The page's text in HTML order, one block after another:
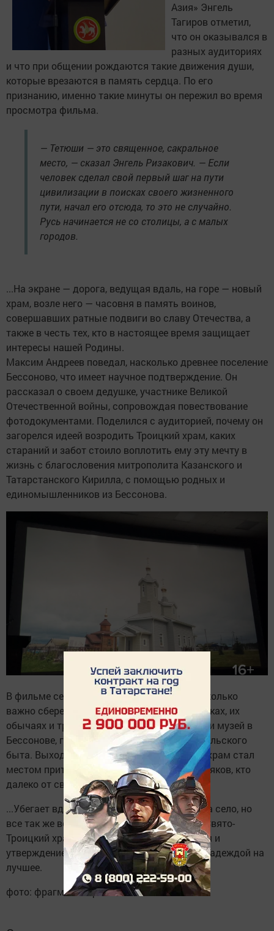
Азия» Энгель
Тагиров отметил,
что он оказывался в
разных аудиториях
и что при общении рождаются такие движения души,
которые врезаются в память сердца. По его
признанию, именно такие минуты он пережил во время
просмотра фильма.
— Тетюши — это священное, сакральное
место, — сказал Энгель Ризакович. — Если
человек сделал свой первый шаг на пути
цивилизации в поисках своего жизненного
пути, начал его отсюда, то это не случайно.
Русь начинается не со столицы, а с малых
городов.
...На экране — дорога, ведущая вдаль, на горе — новый
храм, возле него — часовня в память воинов,
совершавших ратные подвиги во славу Отечества, а
также в честь тех, кто в настоящее время защищает
интересы нашей Родины.
Максим Андреев поведал, насколько древнее поселение
Бессоново, что имеет научное подтверждение. Он
рассказал о своем дедушке, участнике Великой
Отечественной войны, сопровождая повествование
фотодокументами. Поделился с аудиторией, почему он
загорелся идеей возродить Троицкий храм, каких
стараний и забот стоило воплотить ему эту мечту в
жизнь с благословения митрополита Казанского и
Татарстанского Кирилла, с помощью родных и
единомышленников из Бессонова.
В фильме сельчане рассуждают о том, насколько
важно сберечь память о своих корнях, предках, их
обычаях и традициях. Этому способствует и музей в
Бессонове, где можно увидеть предметы сельского
быта. Выходцы из сел хотят, чтобы новый храм стал
местом притяжения для сельчан и тех земляков, кто
далеко от своей малой родины.
...Убегает вдаль дорога, скрывается из вида село, но
все так же величаво возвышается на горе Свято-
Троицкий храм, как напоминание о прошлом и
утверждение, что живо село, живо верой и надеждой на
лучшее.
фото: фрагменты фильма